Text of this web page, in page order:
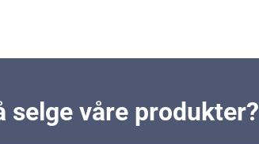
selge våre produkter?